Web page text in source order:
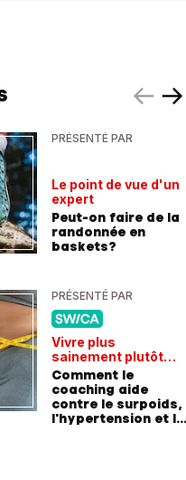
PRÉSENTÉ PAR
Le point de vue d'un
expert
Peut-on faire de la
randonnée en
baskets?
PRÉSENTÉ PAR
Vivre plus
sainement plutôt
qu'avaler des
médicaments
Comment le
coaching aide
contre le surpoids,
l'hypertension et le